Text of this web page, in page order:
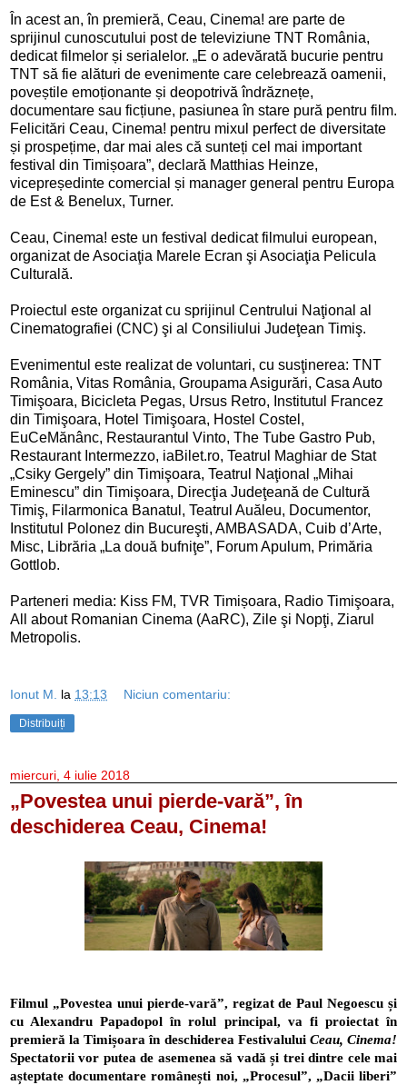
În acest an, în premieră, Ceau, Cinema! are parte de
sprijinul cunoscutului post de televiziune TNT România,
dedicat filmelor și serialelor. „E o adevărată bucurie pentru
TNT să fie alături de evenimente care celebrează oamenii,
poveștile emoționante și deopotrivă îndrăznețe,
documentare sau ficțiune, pasiunea în stare pură pentru film.
Felicitări Ceau, Cinema! pentru mixul perfect de diversitate
și prospețime, dar mai ales că sunteți cel mai important
festival din Timișoara”, declară Matthias Heinze,
vicepreședinte comercial și manager general pentru Europa
de Est & Benelux, Turner.
Ceau, Cinema! este un festival dedicat filmului european,
organizat de Asociaţia Marele Ecran şi Asociaţia Pelicula
Culturală.
Proiectul este organizat cu sprijinul Centrului Naţional al
Cinematografiei (CNC) şi al Consiliului Judeţean Timiş.
Evenimentul este realizat de voluntari, cu susţinerea: TNT
România, Vitas România, Groupama Asigurări, Casa Auto
Timişoara, Bicicleta Pegas, Ursus Retro, Institutul Francez
din Timişoara, Hotel Timişoara, Hostel Costel,
EuCeMănânc, Restaurantul Vinto, The Tube Gastro Pub,
Restaurant Intermezzo, iaBilet.ro, Teatrul Maghiar de Stat
„Csiky Gergely” din Timişoara, Teatrul Naţional „Mihai
Eminescu” din Timişoara, Direcţia Judeţeană de Cultură
Timiş, Filarmonica Banatul, Teatrul Auăleu, Documentor,
Institutul Polonez din Bucureşti, AMBASADA, Cuib d’Arte,
Misc, Librăria „La două bufniţe”, Forum Apulum, Primăria
Gottlob.
Parteneri media: Kiss FM, TVR Timișoara, Radio Timişoara,
All about Romanian Cinema (AaRC), Zile şi Nopţi, Ziarul
Metropolis.
Ionut M. la 13:13 Niciun comentariu:
Distribuiți
miercuri, 4 iulie 2018
„Povestea unui pierde-vară”, în
deschiderea Ceau, Cinema!
Filmul „Povestea unui pierde-vară”, regizat de Paul Negoescu și
cu Alexandru Papadopol în rolul principal, va fi proiectat în
premieră la Timișoara în deschiderea Festivalului Ceau, Cinema!
Spectatorii vor putea de asemenea să vadă și trei dintre cele mai
așteptate documentare românești noi, „Procesul”, „Dacii liberi”